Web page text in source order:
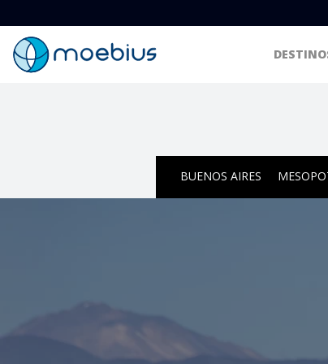
BUENOS AIRES